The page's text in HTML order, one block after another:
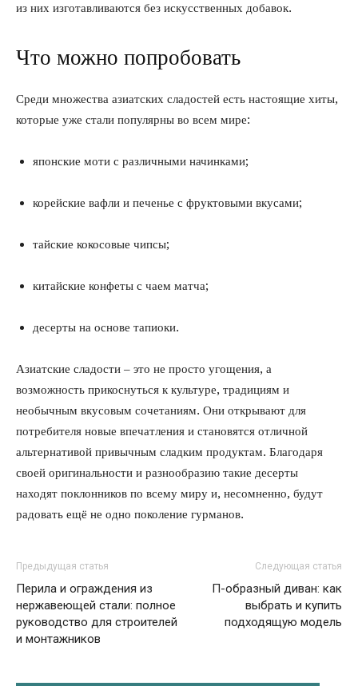
из них изготавливаются без искусственных добавок.
Что можно попробовать
Среди множества азиатских сладостей есть настоящие хиты,
которые уже стали популярны во всем мире:
японские моти с различными начинками;
корейские вафли и печенье с фруктовыми вкусами;
тайские кокосовые чипсы;
китайские конфеты с чаем матча;
десерты на основе тапиоки.
Азиатские сладости – это не просто угощения, а
возможность прикоснуться к культуре, традициям и
необычным вкусовым сочетаниям. Они открывают для
потребителя новые впечатления и становятся отличной
альтернативой привычным сладким продуктам. Благодаря
своей оригинальности и разнообразию такие десерты
находят поклонников по всему миру и, несомненно, будут
радовать ещё не одно поколение гурманов.
Предыдущая статья
Перила и ограждения из
нержавеющей стали: полное
руководство для строителей
и монтажников
Следующая статья
П-образный диван: как
выбрать и купить
подходящую модель